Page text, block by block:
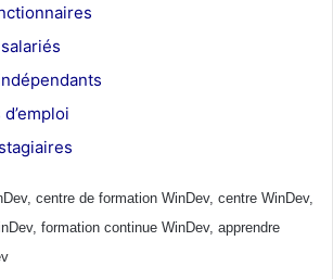
centre de formation WinDev, centre WinDev,
formation continue WinDev, apprendre